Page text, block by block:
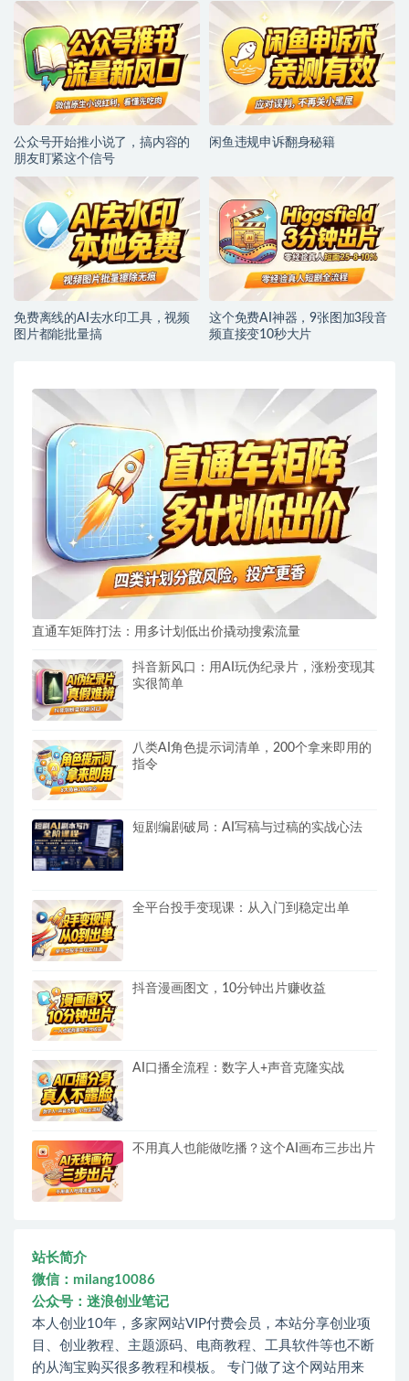
公众号开始推小说了，搞内容的
朋友盯紧这个信号
闲鱼违规申诉翻身秘籍
免费离线的AI去水印工具，视频
图片都能批量搞
这个免费AI神器，9张图加3段音
频直接变10秒大片
直通车矩阵打法：用多计划低出价撬动搜索流量
抖音新风口：用AI玩伪纪录片，涨粉变现其
实很简单
八类AI角色提示词清单，200个拿来即用的
指令
短剧编剧破局：AI写稿与过稿的实战心法
全平台投手变现课：从入门到稳定出单
抖音漫画图文，10分钟出片赚收益
AI口播全流程：数字人+声音克隆实战
不用真人也能做吃播？这个AI画布三步出片
站长简介
微信：milang10086
公众号：迷浪创业笔记
本人创业10年，多家网站VIP付费会员，本站分享创业项
目、创业教程、主题源码、电商教程、工具软件等也不断
的从淘宝购买很多教程和模板。 专门做了这个网站用来